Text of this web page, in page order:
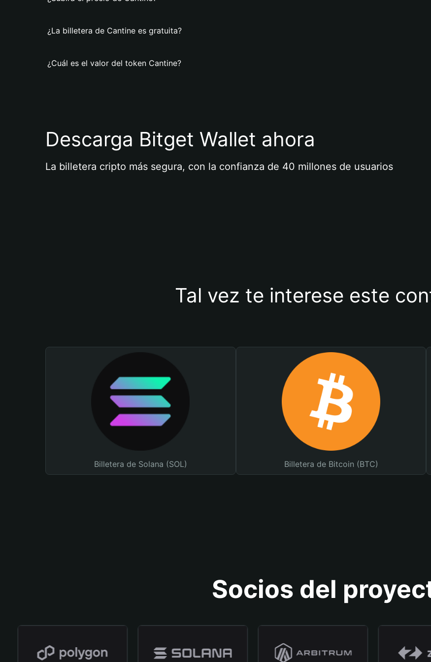
¿La billetera de Cantine es gratuita?
¿Cuál es el valor del token Cantine?
Descarga Bitget Wallet ahora
La billetera cripto más segura, con la confianza de 40 millones de usuarios
Tal vez te interese este
Billetera de Solana (SOL) Billetera de Bitcoin (BTC)
Socios del